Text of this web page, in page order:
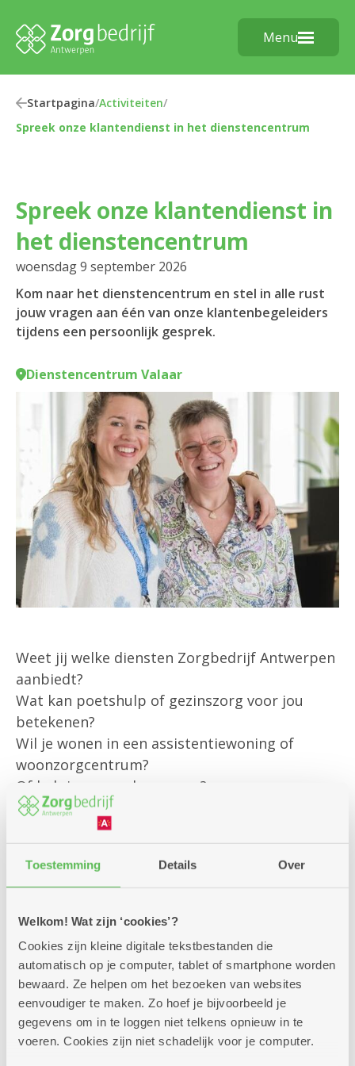
Toestemming Details Over
Welkom! Wat zijn ‘cookies’?
Cookies zijn kleine digitale tekstbestanden die
automatisch op je computer, tablet of smartphone worden
bewaard. Ze helpen om het bezoeken van websites
eenvoudiger te maken. Zo hoef je bijvoorbeeld je
gegevens om in te loggen niet telkens opnieuw in te
voeren. Cookies zijn niet schadelijk voor je computer.
Menu
Startpagina/Activiteiten/
Spreek onze klantendienst in het dienstencentrum
Spreek onze klantendienst in
het dienstencentrum
woensdag 9 september 2026
Kom naar het dienstencentrum en stel in alle rust
jouw vragen aan één van onze klantenbegeleiders
tijdens een persoonlijk gesprek.
Dienstencentrum Valaar
Weet jij welke diensten Zorgbedrijf Antwerpen
aanbiedt?
Wat kan poetshulp of gezinszorg voor jou
betekenen?
Wil je wonen in een assistentiewoning of
woonzorgcentrum?
Of heb je een andere vraag?
Onze klantenbegeleider is er om jou
persoonlijk te helpen met al jouw vragen rond
bestaande diensten
en om je te informeren over alle
mogelijkheden die we aanbieden.
Kom gerust langs – we helpen je graag verder!
Zitdagen klantendienst